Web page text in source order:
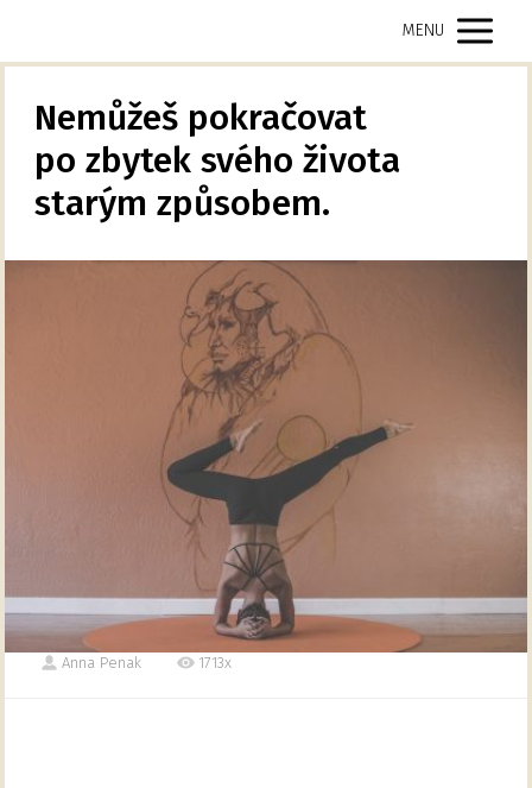
MENU
Nemůžeš pokračovat
po zbytek svého života
starým způsobem.
Anna Penak 1713x